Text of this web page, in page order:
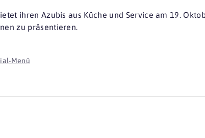
ihren Azubis aus Küche und Service am 19.
zu präsentieren.
Menü